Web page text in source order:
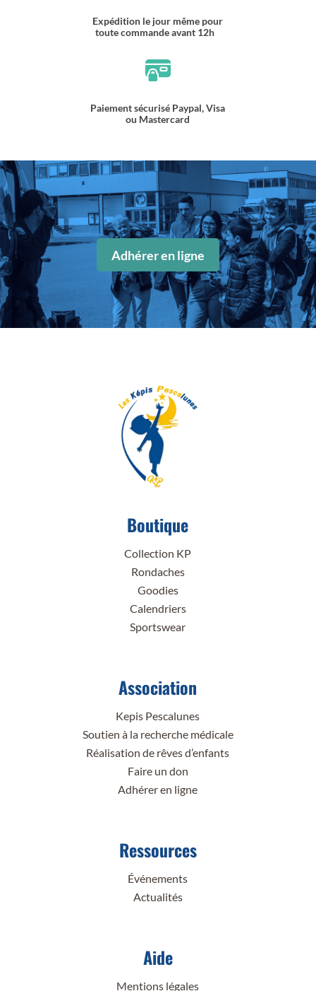
Expédition le jour même pour
toute commande avant 12h
Paiement sécurisé Paypal, Visa
ou Mastercard
Adhérer en ligne
Boutique
Collection KP
Rondaches
Goodies
Calendriers
Sportswear
Association
Kepis Pescalunes
Soutien à la recherche médicale
Réalisation de rêves d’enfants
Faire un don
Adhérer en ligne
Ressources
Événements
Actualités
Aide
Mentions légales